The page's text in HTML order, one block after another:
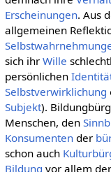
Erscheinungen. Aus
allgemeinen
sich ihr Wille
persönlichen
Selbstverwirklichung
Subjekt).
Menschen, den
Konsumentender
schon auch
Bildung vor allem